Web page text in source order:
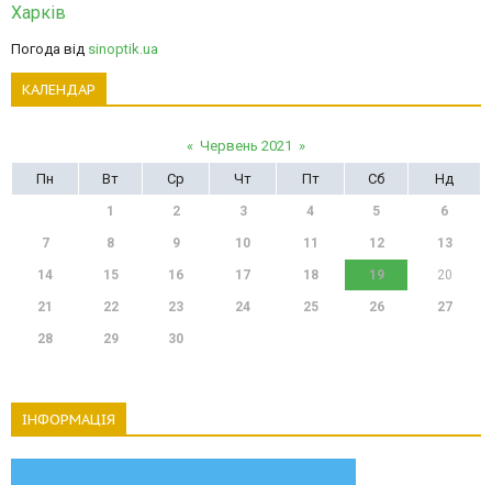
Харків
Погода від sinoptik.ua
КАЛЕНДАР
« Червень 2021 »
Пн
Вт Ср Чт Пт Сб Нд
1 2 3 4 5 6
7 8 9 10 11 12 13
14 15 16 17 18 19 20
21 22 23 24 25 26 27
28 29 30
ІНФОРМАЦІЯ